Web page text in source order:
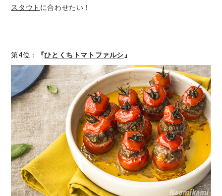
スタウト に合わせたい！
第4位： 『ひとくちトマトファルシ 』